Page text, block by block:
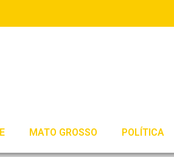
MATO GROSSO POLÍTICA